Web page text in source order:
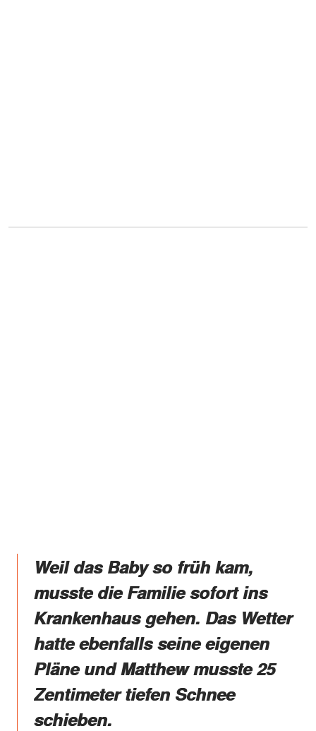
Weil das Baby so früh kam,
musste die Familie sofort ins
Krankenhaus gehen. Das Wetter
hatte ebenfalls seine eigenen
Pläne und Matthew musste 25
Zentimeter tiefen Schnee
schieben.